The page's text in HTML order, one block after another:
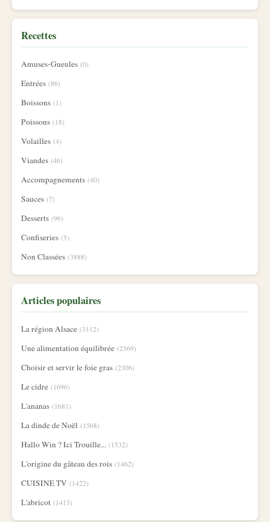
Recettes
Amuses-Gueules (0)
Entrées (86)
Boissons (1)
Poissons (18)
Volailles (4)
Viandes (46)
Accompagnements (40)
Sauces (7)
Desserts (96)
Confiseries (5)
Non Classées (3888)
Articles populaires
La région Alsace (3112)
Une alimentation équilibrée (2369)
Choisir et servir le foie gras (2306)
Le cidre (1696)
L'ananas (1681)
La dinde de Noël (1568)
Hallo Win ? Ici Trouille... (1532)
L'origine du gâteau des rois (1462)
CUISINE TV (1422)
L'abricot (1413)